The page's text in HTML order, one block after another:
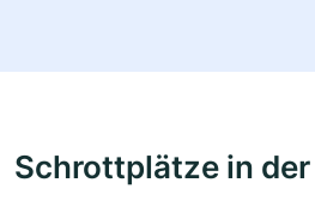
Schrottplätze in der